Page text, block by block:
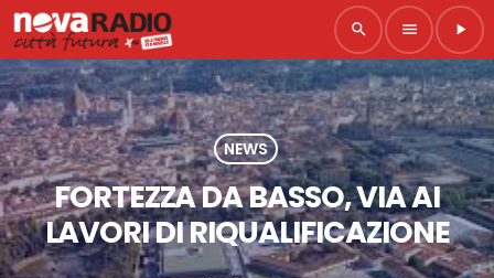
search menu play_arrow
NEWS
FORTEZZA DA BASSO, VIA AI
LAVORI DI RIQUALIFICAZIONE